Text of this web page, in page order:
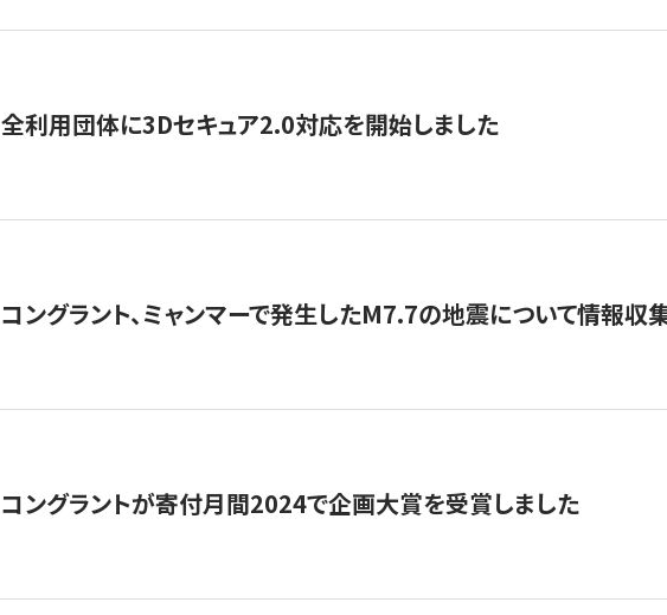
全利用団体に3Dセキュア2.0対応を開始しました
コングラント、ミャンマーで発生したM7.7の地震について情報収
コングラントが寄付月間2024で企画大賞を受賞しました